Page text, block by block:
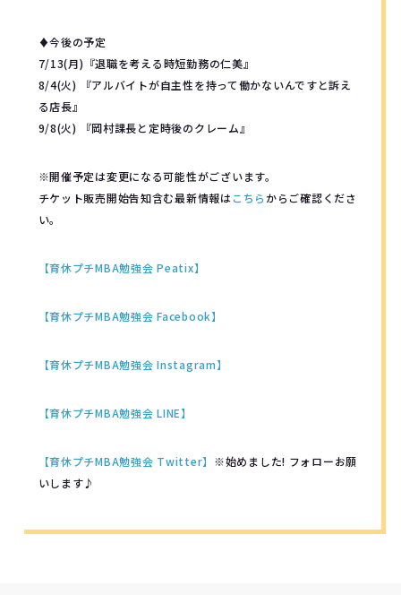
♦︎今後の予定
7/13(月)『退職を考える時短勤務の仁美』
8/4(火) 『アルバイトが自主性を持って働かないんですと訴え
る店長』
9/8(火) 『岡村課長と定時後のクレーム』
※開催予定は変更になる可能性がございます。
チケット販売開始告知含む最新情報はこちらからご確認くださ
い。
【育休プチMBA勉強会 Peatix】
【育休プチMBA勉強会 Facebook】
【育休プチMBA勉強会 Instagram】
【育休プチMBA勉強会 LINE】
【育休プチMBA勉強会 Twitter】 ※始めました! フォローお願
いします♪